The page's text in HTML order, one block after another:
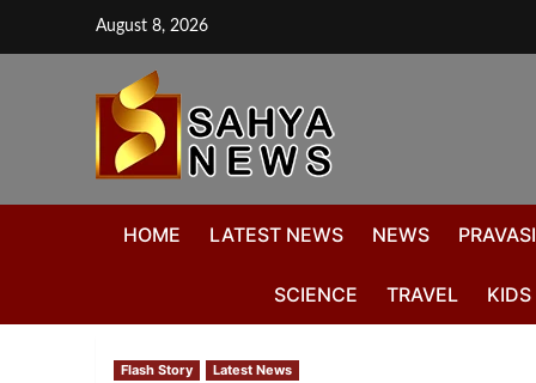
August 8, 2026
HOME LATEST NEWS NEWS PRAVASI
SCIENCE TRAVEL KIDS
Flash Story Latest News